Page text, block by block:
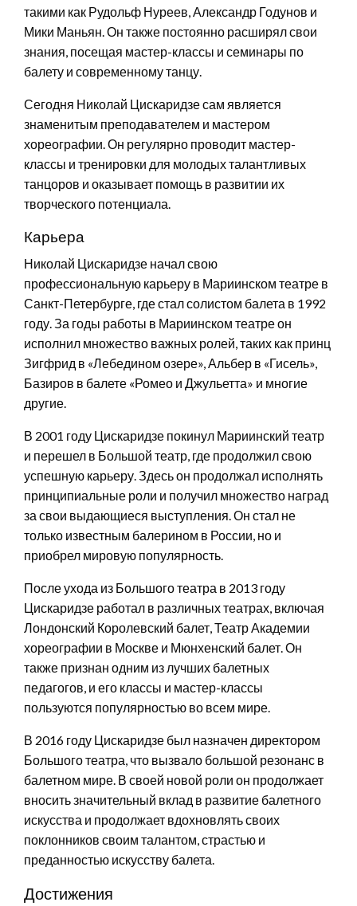
такими как Рудольф Нуреев, Александр Годунов и
Мики Маньян. Он также постоянно расширял свои
знания, посещая мастер-классы и семинары по
балету и современному танцу.
Сегодня Николай Цискаридзе сам является
знаменитым преподавателем и мастером
хореографии. Он регулярно проводит мастер-
классы и тренировки для молодых талантливых
танцоров и оказывает помощь в развитии их
творческого потенциала.
Карьера
Николай Цискаридзе начал свою
профессиональную карьеру в Мариинском театре в
Санкт-Петербурге, где стал солистом балета в 1992
году. За годы работы в Мариинском театре он
исполнил множество важных ролей, таких как принц
Зигфрид в «Лебедином озере», Альбер в «Гисель»,
Базиров в балете «Ромео и Джульетта» и многие
другие.
В 2001 году Цискаридзе покинул Мариинский театр
и перешел в Большой театр, где продолжил свою
успешную карьеру. Здесь он продолжал исполнять
принципиальные роли и получил множество наград
за свои выдающиеся выступления. Он стал не
только известным балерином в России, но и
приобрел мировую популярность.
После ухода из Большого театра в 2013 году
Цискаридзе работал в различных театрах, включая
Лондонский Королевский балет, Театр Академии
хореографии в Москве и Мюнхенский балет. Он
также признан одним из лучших балетных
педагогов, и его классы и мастер-классы
пользуются популярностью во всем мире.
В 2016 году Цискаридзе был назначен директором
Большого театра, что вызвало большой резонанс в
балетном мире. В своей новой роли он продолжает
вносить значительный вклад в развитие балетного
искусства и продолжает вдохновлять своих
поклонников своим талантом, страстью и
преданностью искусству балета.
Достижения